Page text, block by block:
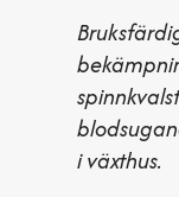
i växthus.